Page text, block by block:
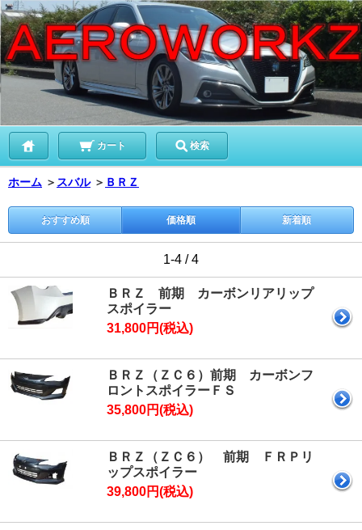
カート 検索
ホーム ＞ スバル ＞ ＢＲＺ
おすすめ順 価格順 新着順
1-4 / 4
ＢＲＺ 前期 カーボンリアリップ
スポイラー
31,800円(税込)
ＢＲＺ（ＺＣ６）前期 カーボンフ
ロントスポイラーＦＳ
35,800円(税込)
ＢＲＺ（ＺＣ６） 前期 ＦＲＰリ
ップスポイラー
39,800円(税込)